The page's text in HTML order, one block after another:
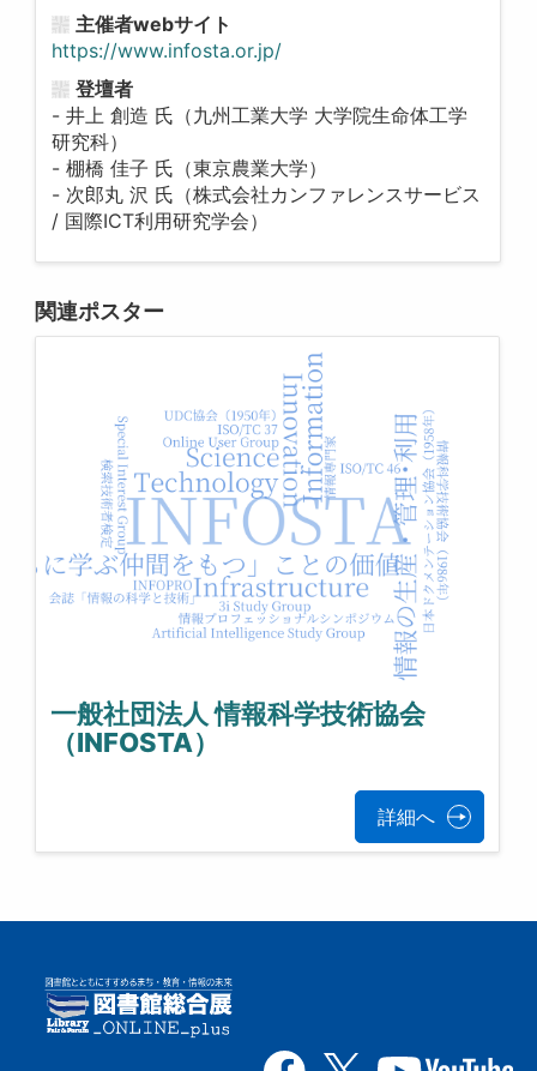
主催者webサイト
https://www.infosta.or.jp/
登壇者
- 井上 創造 氏（九州工業大学 大学院生命体工学
研究科）
- 棚橋 佳子 氏（東京農業大学）
- 次郎丸 沢 氏（株式会社カンファレンスサービス
/ 国際ICT利用研究学会）
関連ポスター
一般社団法人 情報科学技術協会
（INFOSTA）
詳細へ